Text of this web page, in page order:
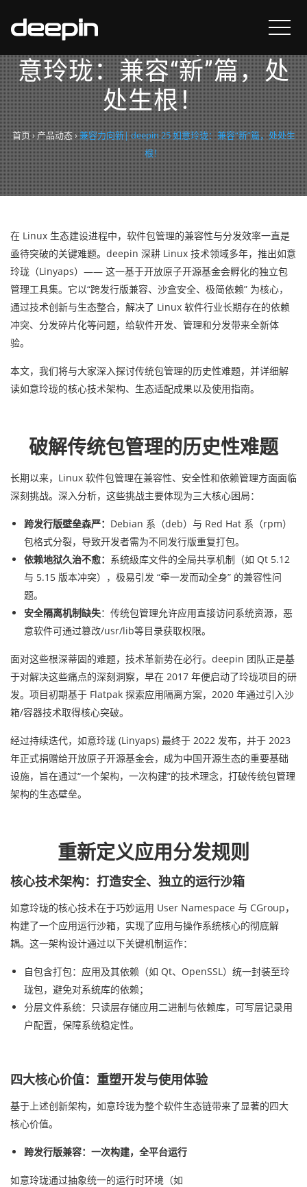
兼容力向新| deepin 25 如
意玲珑：兼容“新”篇，处
处生根！
首页›产品动态›兼容力向新| deepin 25 如意玲珑：兼容“新”篇，处处生
根！
在 Linux 生态建设进程中，软件包管理的兼容性与分发效率一直是
亟待突破的关键难题。deepin 深耕 Linux 技术领域多年，推出如意
玲珑（Linyaps）—— 这一基于开放原子开源基金会孵化的独立包
管理工具集。它以“跨发行版兼容、沙盒安全、极简依赖” 为核心，
通过技术创新与生态整合，解决了 Linux 软件行业长期存在的依赖
冲突、分发碎片化等问题，给软件开发、管理和分发带来全新体
验。
本文，我们将与大家深入探讨传统包管理的历史性难题，并详细解
读如意玲珑的核心技术架构、生态适配成果以及使用指南。
破解传统包管理的历史性难题
长期以来，Linux 软件包管理在兼容性、安全性和依赖管理方面面临
深刻挑战。深入分析，这些挑战主要体现为三大核心困局：
跨发行版壁垒森严： Debian 系（deb）与 Red Hat 系（rpm）
包格式分裂，导致开发者需为不同发行版重复打包。
依赖地狱久治不愈： 系统级库文件的全局共享机制（如 Qt 5.12
与 5.15 版本冲突），极易引发 “牵一发而动全身” 的兼容性问
题。
安全隔离机制缺失：传统包管理允许应用直接访问系统资源，恶
意软件可通过篡改/usr/lib等目录获取权限。
面对这些根深蒂固的难题，技术革新势在必行。deepin 团队正是基
于对解决这些痛点的深刻洞察，早在 2017 年便启动了玲珑项目的研
发。项目初期基于 Flatpak 探索应用隔离方案，2020 年通过引入沙
箱/容器技术取得核心突破。
经过持续迭代，如意玲珑 (Linyaps) 最终于 2022 发布，并于 2023
年正式捐赠给开放原子开源基金会，成为中国开源生态的重要基础
设施，旨在通过“一个架构，一次构建”的技术理念，打破传统包管理
架构的生态壁垒。
重新定义应用分发规则
核心技术架构：打造安全、独立的运行沙箱
如意玲珑的核心技术在于巧妙运用 User Namespace 与 CGroup，
构建了一个应用运行沙箱，实现了应用与操作系统核心的彻底解
耦。这一架构设计通过以下关键机制运作：
自包含打包：应用及其依赖（如 Qt、OpenSSL）统一封装至玲
珑包，避免对系统库的依赖；
分层文件系统：只读层存储应用二进制与依赖库，可写层记录用
户配置，保障系统稳定性。
四大核心价值：重塑开发与使用体验
基于上述创新架构，如意玲珑为整个软件生态链带来了显著的四大
核心价值。
跨发行版兼容：一次构建，全平台运行
如意玲珑通过抽象统一的运行时环境（如